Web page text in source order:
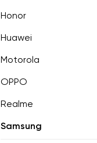
Honor
Huawei
Motorola
OPPO
Realme
Samsung